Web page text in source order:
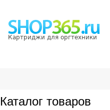
Картриджи для оргтехники
Каталог товаров